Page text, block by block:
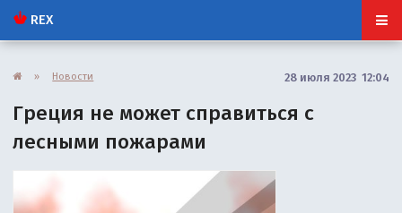
REX
» Новости 28 июля 2023 12:04
Греция не может справиться с
лесными пожарами